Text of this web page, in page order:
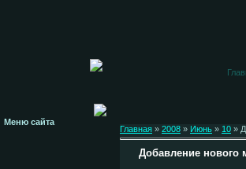
Меню сайта
Главная » 2008 » Июнь » 10 »
Добавление нового